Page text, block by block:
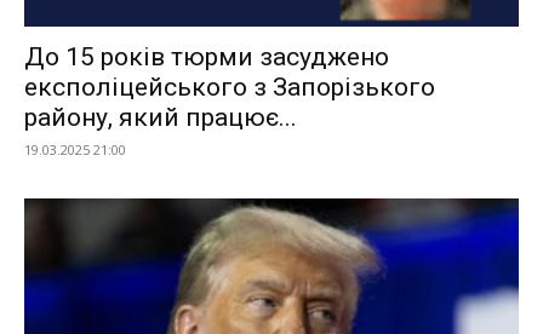
До 15 років тюрми засуджено
експоліцейського з Запорізького
району, який працює...
19.03.2025 21:00